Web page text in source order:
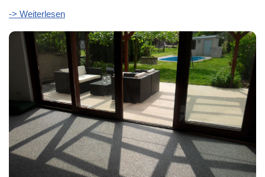
-> Weiterlesen